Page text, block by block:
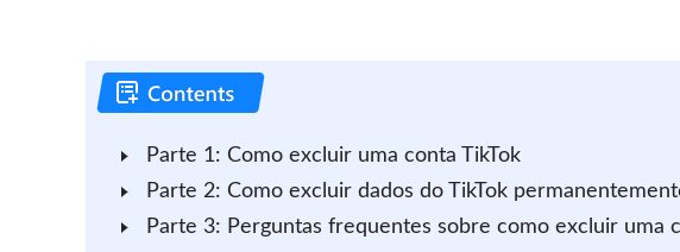
Parte 1: Como excluir uma conta TikTok
Parte 2: Como excluir dados do TikTok
Parte 3: Perguntas frequentes sobre como excluir uma